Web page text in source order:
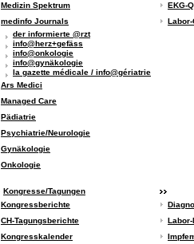
Medizin Spektrum
medinfo Journals
der informierte @rzt
info@herz+gefäss
info@onkologie
info@gynäkologie
la gazette médicale / info@gériatrie
Ars Medici
Managed Care
Pädiatrie
Psychiatrie/Neurologie
Gynäkologie
Onkologie
EKG-
Labor-
Kongresse/Tagungen
Kongressberichte
CH-Tagungsberichte
Kongresskalender